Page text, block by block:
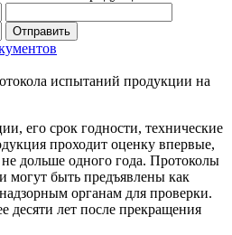
испытаний продукции на
его срок годности, технические
проходит оценку впервые,
дольше одного года. Протоколы
могут быть предъявлены как
органам для проверки.
десяти лет после прекращения